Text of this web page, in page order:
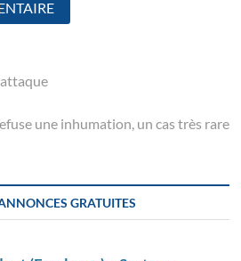
une inhumation, un cas très rare
GRATUITES